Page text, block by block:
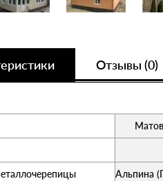
Отзывы (0)
Альпина